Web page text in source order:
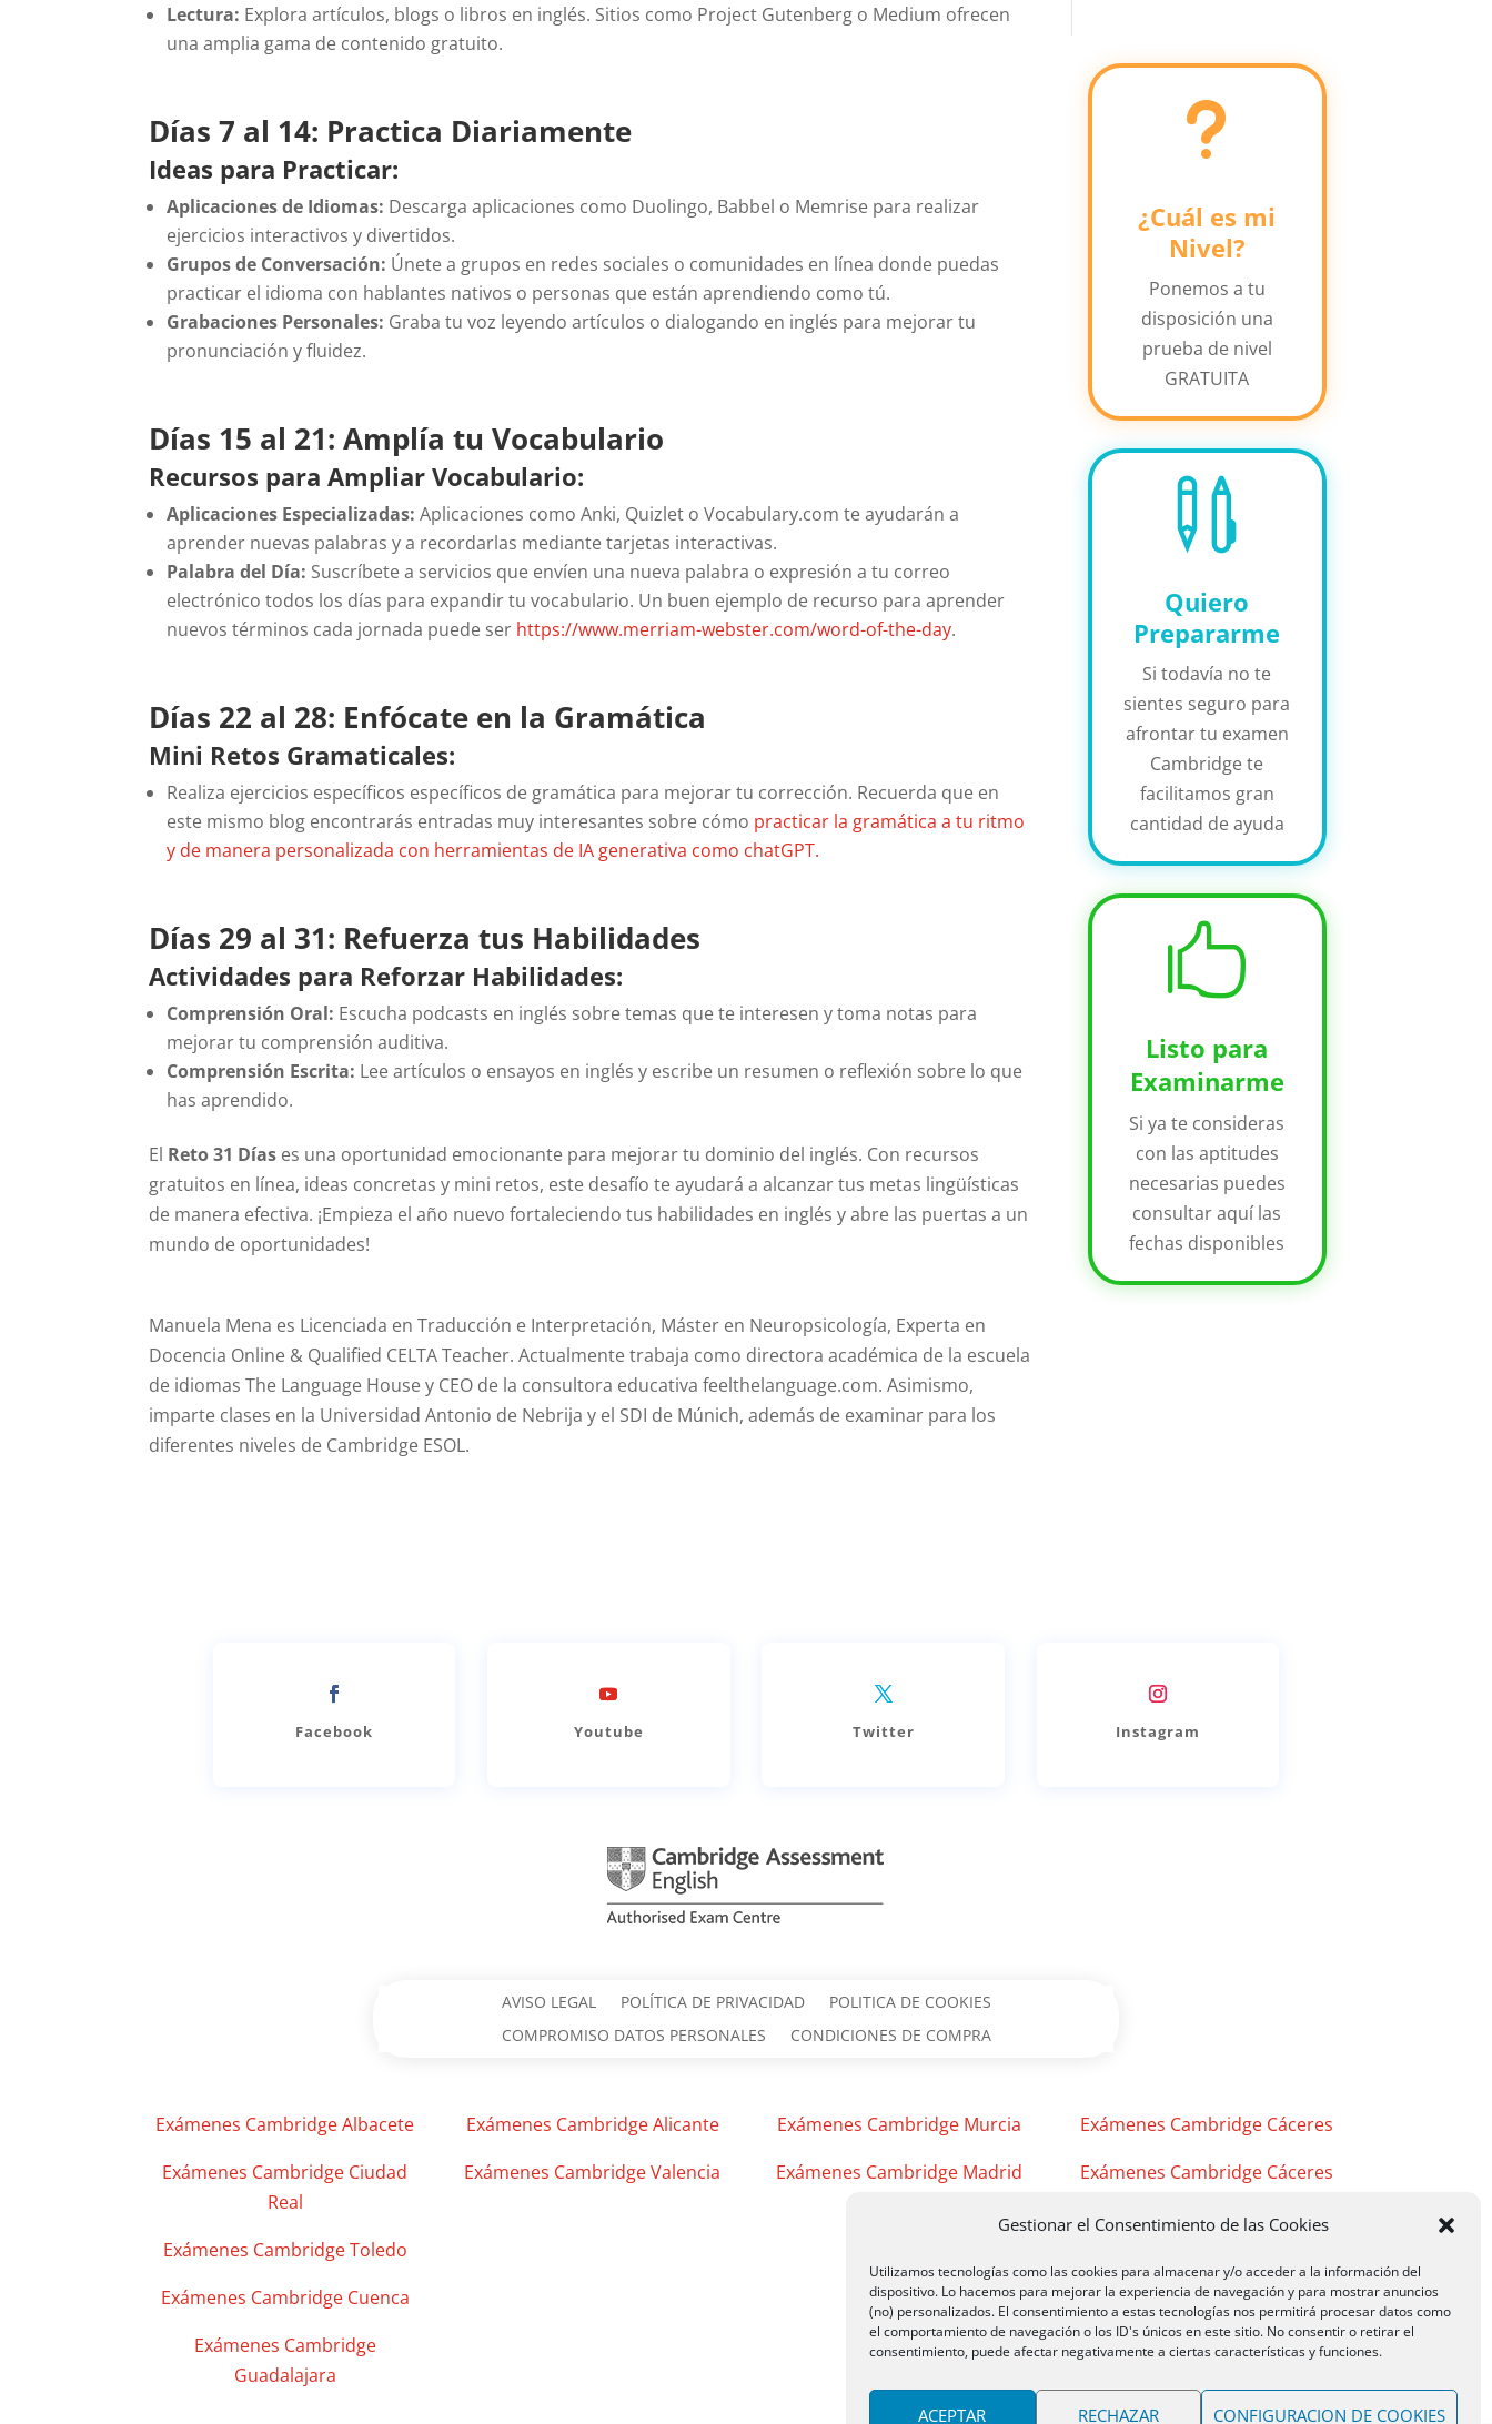
Gestionar el Consentimiento de las Cookies
Utilizamos tecnologías como las cookies para almacenar y/o acceder a la información del
dispositivo. Lo hacemos para mejorar la experiencia de navegación y para mostrar anuncios
(no) personalizados. El consentimiento a estas tecnologías nos permitirá procesar datos como
el comportamiento de navegación o los ID's únicos en este sitio. No consentir o retirar el
consentimiento, puede afectar negativamente a ciertas características y funciones.
ACEPTAR RECHAZAR CONFIGURACION DE COOKIES
Lectura: Explora artículos, blogs o libros en inglés. Sitios como Project Gutenberg o Medium ofrecen
una amplia gama de contenido gratuito.
Días 7 al 14: Practica Diariamente
Ideas para Practicar:
Aplicaciones de Idiomas: Descarga aplicaciones como Duolingo, Babbel o Memrise para realizar
ejercicios interactivos y divertidos.
Grupos de Conversación: Únete a grupos en redes sociales o comunidades en línea donde puedas
practicar el idioma con hablantes nativos o personas que están aprendiendo como tú.
Grabaciones Personales: Graba tu voz leyendo artículos o dialogando en inglés para mejorar tu
pronunciación y fluidez.
Días 15 al 21: Amplía tu Vocabulario
Recursos para Ampliar Vocabulario:
Aplicaciones Especializadas: Aplicaciones como Anki, Quizlet o Vocabulary.com te ayudarán a
aprender nuevas palabras y a recordarlas mediante tarjetas interactivas.
Palabra del Día: Suscríbete a servicios que envíen una nueva palabra o expresión a tu correo
electrónico todos los días para expandir tu vocabulario. Un buen ejemplo de recurso para aprender
nuevos términos cada jornada puede ser https://www.merriam-webster.com/word-of-the-day.
Días 22 al 28: Enfócate en la Gramática
Mini Retos Gramaticales:
Realiza ejercicios específicos específicos de gramática para mejorar tu corrección. Recuerda que en
este mismo blog encontrarás entradas muy interesantes sobre cómo practicar la gramática a tu ritmo
y de manera personalizada con herramientas de IA generativa como chatGPT.
Días 29 al 31: Refuerza tus Habilidades
Actividades para Reforzar Habilidades:
Comprensión Oral: Escucha podcasts en inglés sobre temas que te interesen y toma notas para
mejorar tu comprensión auditiva.
Comprensión Escrita: Lee artículos o ensayos en inglés y escribe un resumen o reflexión sobre lo que
has aprendido.
El Reto 31 Días es una oportunidad emocionante para mejorar tu dominio del inglés. Con recursos
gratuitos en línea, ideas concretas y mini retos, este desafío te ayudará a alcanzar tus metas lingüísticas
de manera efectiva. ¡Empieza el año nuevo fortaleciendo tus habilidades en inglés y abre las puertas a un
mundo de oportunidades!
Manuela Mena es Licenciada en Traducción e Interpretación, Máster en Neuropsicología, Experta en
Docencia Online & Qualified CELTA Teacher. Actualmente trabaja como directora académica de la escuela
de idiomas The Language House y CEO de la consultora educativa feelthelanguage.com. Asimismo,
imparte clases en la Universidad Antonio de Nebrija y el SDI de Múnich, además de examinar para los
diferentes niveles de Cambridge ESOL.
u
¿Cuál es mi
Nivel?
Ponemos a tu
disposición una
prueba de nivel
GRATUITA

Quiero
Prepararme
Si todavía no te
sientes seguro para
afrontar tu examen
Cambridge te
facilitamos gran
cantidad de ayuda

Listo para
Examinarme
Si ya te consideras
con las aptitudes
necesarias puedes
consultar aquí las
fechas disponibles
Facebook Youtube Twitter Instagram
AVISO LEGAL POLÍTICA DE PRIVACIDAD
POLITICA DE COOKIES
COMPROMISO DATOS PERSONALES
CONDICIONES DE COMPRA
Exámenes Cambridge Albacete
Exámenes Cambridge Ciudad
Real
Exámenes Cambridge Toledo
Exámenes Cambridge Cuenca
Exámenes Cambridge
Guadalajara
Exámenes Cambridge Alicante
Exámenes Cambridge Valencia
Exámenes Cambridge Murcia
Exámenes Cambridge Madrid
Exámenes Cambridge Cáceres
Exámenes Cambridge Cáceres
Exámenes Cambridge Mérida